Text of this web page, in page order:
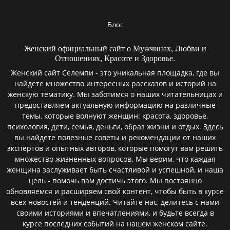
Блог
Женский официальный сайт о Мужчинах, Любви и
Отношениях, Красоте и Здоровье.
Женский сайт Селемпи - это уникальная площадка, где вы
найдете множество интересных рассказов и историй на
женскую тематику. Мы заботимся о наших читательницах и
предоставляем актуальную информацию на различные
темы, которые волнуют женщин: красота, здоровье,
психология, дети, семья, деньги, образ жизни и отдых. Здесь
вы найдете полезные советы и рекомендации от наших
экспертов и опытных авторов, которые помогут вам решить
множество жизненных вопросов. Мы верим, что каждая
женщина заслуживает быть счастливой и успешной, и наша
цель - помочь вам достичь этого. Мы постоянно
обновляемся и расширяем свой контент, чтобы быть в курсе
всех новостей и тенденций. Читайте нас, делитесь с нами
своими историями и впечатлениями, и будьте всегда в
курсе последних событий на нашем женском сайте.